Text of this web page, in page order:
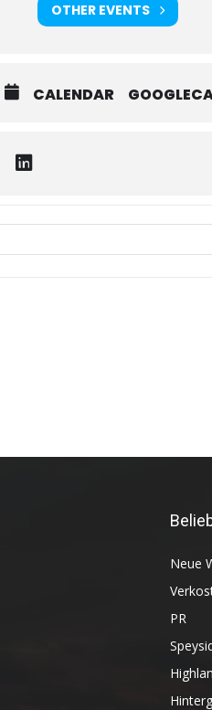
OTHER EVENTS
CALENDAR
Neue
PR